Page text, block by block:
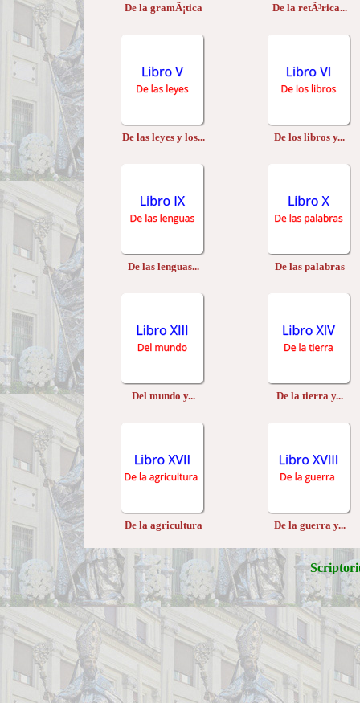
De la gramÃ¡tica De la retÃ³rica...
De las leyes y los... De los libros y...
De las lenguas... De las palabras
Del mundo y... De la tierra y...
De la agricultura De la guerra y...